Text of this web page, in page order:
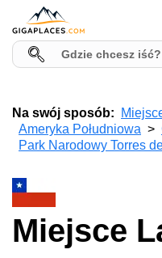
Na swój sposób:
Ameryka Południowa
Park Narodowy Torres
Miejsce